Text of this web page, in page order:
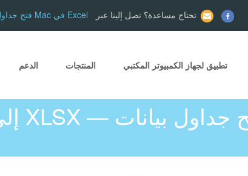
تحويل Apple Numbers إلى XLSX — فتح جداول بيانات Mac في Excel تحتاج مساعدة؟ تصل إلينا عبر
تطبيق لجهاز الكمبيوتر المكتبي المنتجات الدعم